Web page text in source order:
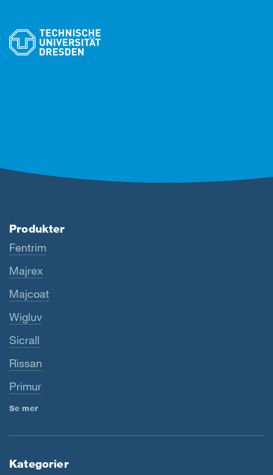
Produkter
Fentrim
Majrex
Majcoat
Wigluv
Sicrall
Rissan
Primur
Se mer
Kategorier